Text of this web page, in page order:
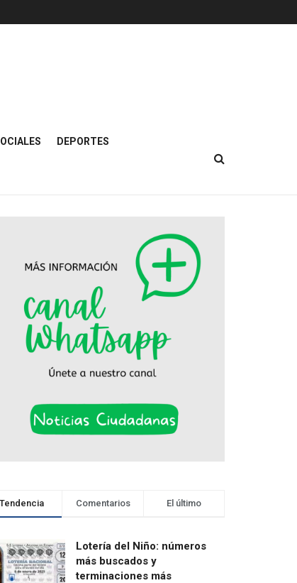
DEPORTES
Tendencia Comentarios El último
Lotería del Niño: números
más buscados y
terminaciones más